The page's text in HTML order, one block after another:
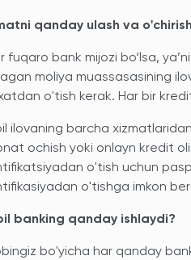
qanday ulash va
fuqaro bank mijozi bo‘lsa,
moliya muassasasining
o'tish kerak. Har bir
ilovaning barcha
ochish yoki onlayn kredit
o'tish uchun
o'tishga imkon
banking qanday ishlaydi?
bo'yicha har qanday